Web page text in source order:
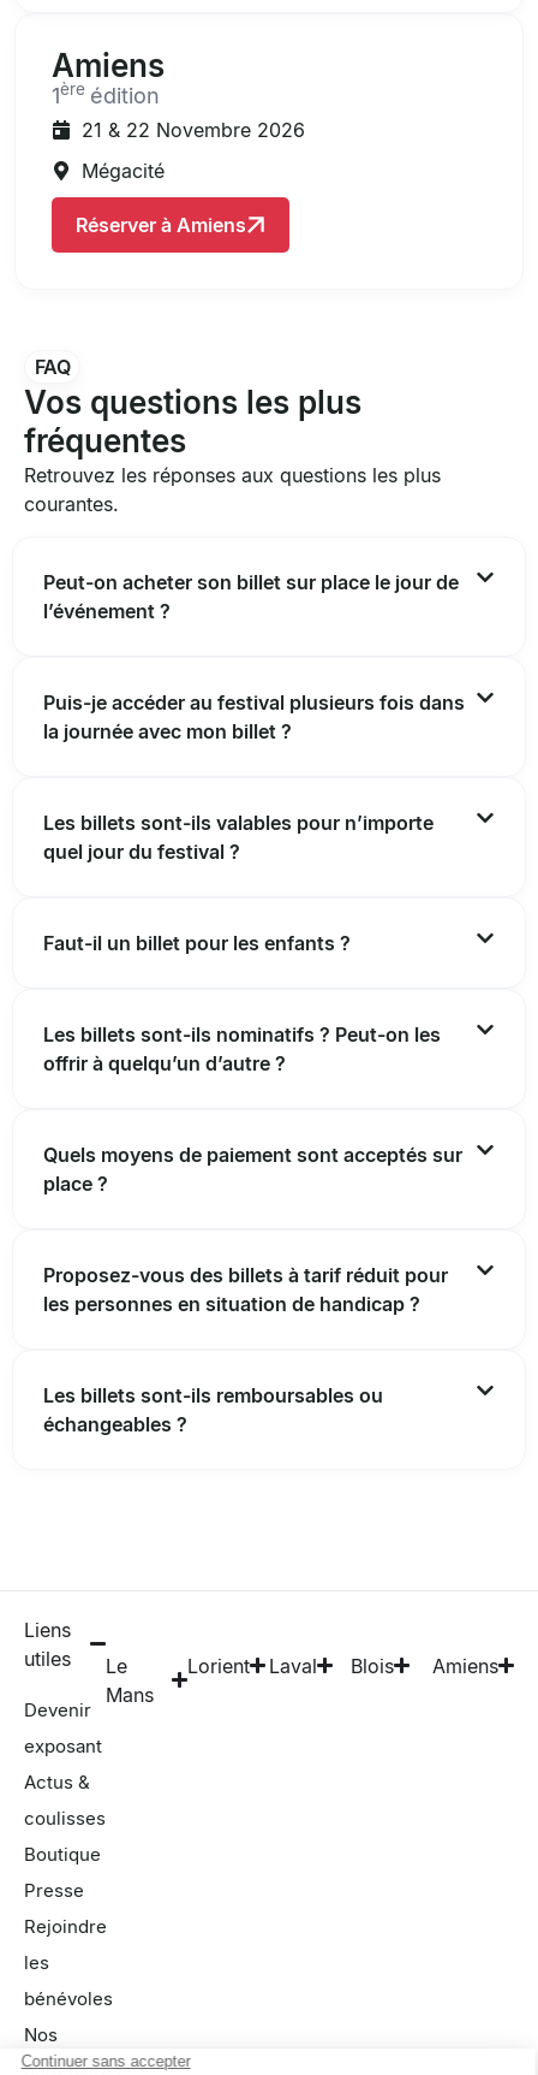
Amiens
1ère édition
21 & 22 Novembre 2026
Mégacité
Réserver à Amiens
FAQ
Vos questions les plus
fréquentes
Retrouvez les réponses aux questions les plus
courantes.
Peut-on acheter son billet sur place le jour de
l’événement ?
Puis-je accéder au festival plusieurs fois dans
la journée avec mon billet ?
Les billets sont-ils valables pour n’importe
quel jour du festival ?
Faut-il un billet pour les enfants ?
Les billets sont-ils nominatifs ? Peut-on les
offrir à quelqu’un d’autre ?
Quels moyens de paiement sont acceptés sur
place ?
Proposez-vous des billets à tarif réduit pour
les personnes en situation de handicap ?
Les billets sont-ils remboursables ou
échangeables ?
Liens
utiles
Devenir
exposant
Actus &
coulisses
Boutique
Presse
Rejoindre
les
bénévoles
Nos
Le
Mans
Lorient Laval Blois Amiens